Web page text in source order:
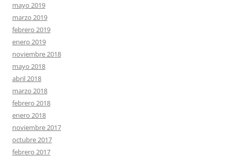
mayo 2019
marzo 2019
febrero 2019
enero 2019
noviembre 2018
mayo 2018
abril 2018
marzo 2018
febrero 2018
enero 2018
noviembre 2017
octubre 2017
febrero 2017